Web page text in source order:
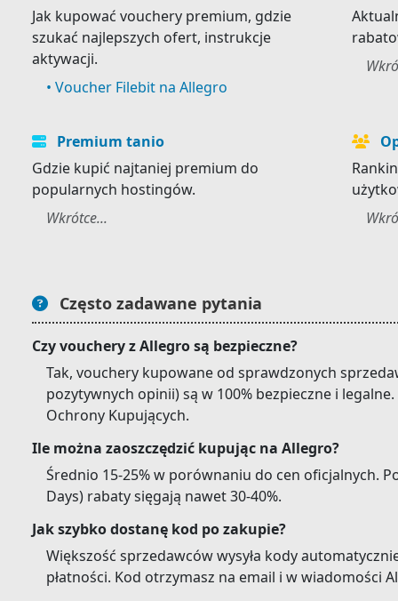
Jak kupować vouchery premium, gdzie
szukać najlepszych ofert, instrukcje
aktywacji.
• Voucher Filebit na Allegro
Premium tanio
Gdzie kupić najtaniej premium do
popularnych hostingów.
Wkrótce...
Często zadawane pytania
Czy vouchery z Allegro są bezpieczne?
Tak, vouchery kupowane od sprawdzonych
pozytywnych opinii) są w 100% bezpieczne i
Ochrony Kupujących.
Ile można zaoszczędzić kupując na Allegro?
Średnio 15-25% w porównaniu do cen oficjalnych.
Days) rabaty sięgają nawet 30-40%.
Jak szybko dostanę kod po zakupie?
Większość sprzedawców wysyła kody
płatności. Kod otrzymasz na email i w wiadomości